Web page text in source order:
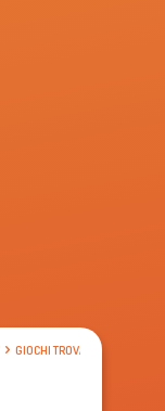
GIOCHI TROVA PAROLE